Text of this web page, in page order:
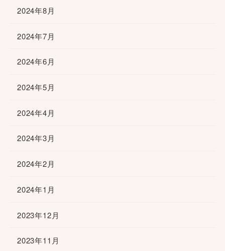
2024年8月
2024年7月
2024年6月
2024年5月
2024年4月
2024年3月
2024年2月
2024年1月
2023年12月
2023年11月